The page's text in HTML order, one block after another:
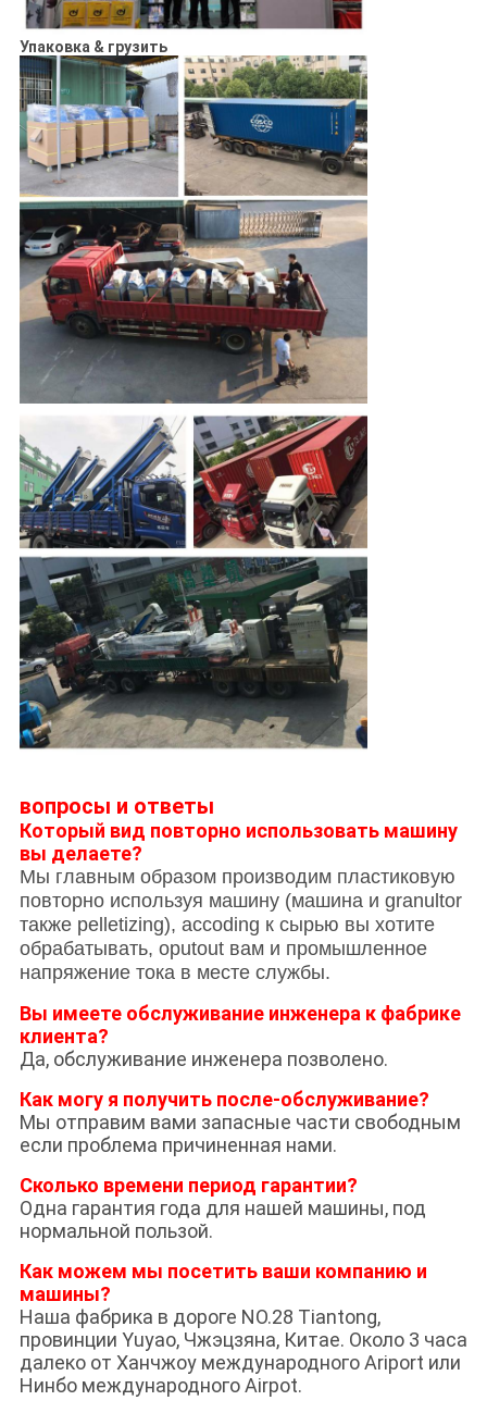
Упаковка & грузить
вопросы и ответы
Который вид повторно использовать машину
вы делаете?
Мы главным образом производим пластиковую
повторно используя машину (машина и granultor
также pelletizing), accoding к сырью вы хотите
обрабатывать, oputout вам и промышленное
напряжение тока в месте службы.
Вы имеете обслуживание инженера к фабрике
клиента?
Да, обслуживание инженера позволено.
Как могу я получить после-обслуживание?
Мы отправим вами запасные части свободным
если проблема причиненная нами.
Сколько времени период гарантии?
Одна гарантия года для нашей машины, под
нормальной пользой.
Как можем мы посетить ваши компанию и
машины?
Наша фабрика в дороге NO.28 Tiantong,
провинции Yuyao, Чжэцзяна, Китае. Около 3 часа
далеко от Ханчжоу международного Ariport или
Нинбо международного Airpot.